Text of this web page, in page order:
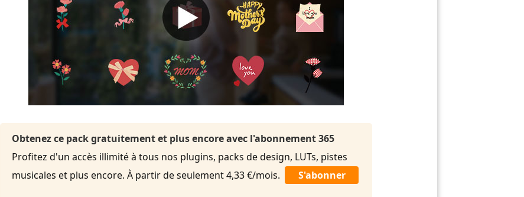
Obtenez ce pack gratuitement et plus encore avec l'abonnement 365
Profitez d'un accès illimité à tous nos plugins, packs de design, LUTs, pistes
musicales et plus encore. À partir de seulement 4,33 €/mois.
S'abonner